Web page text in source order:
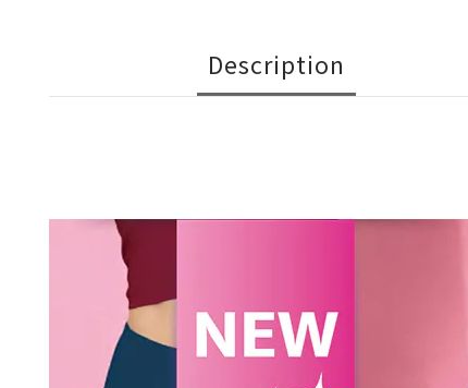
Description